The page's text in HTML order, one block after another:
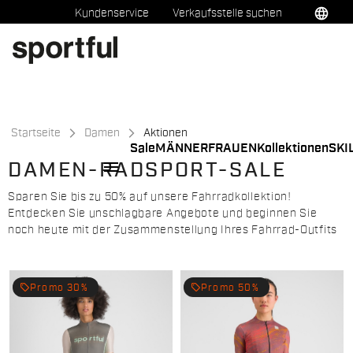
Inhalt
springen
Navigation
springen
Kundenservice Verkaufsstelle suchen language
Sale MÄNNERFRAUEN Kollektionen
menu
Startseite Damen Aktionen
DAMEN-RADSPORT-SALE
Sparen Sie bis zu 50% auf unsere Fahrradkollektion!
Entdecken Sie unschlagbare Angebote und beginnen Sie
noch heute mit der Zusammenstellung Ihres Fahrrad-Outfits
local_offer Promo 30% local_offer Promo 50%